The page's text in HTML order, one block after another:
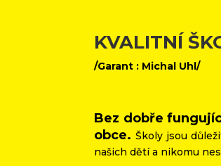
KVALITNÍ
/Garant : Michal Uhl/
Bez dobře
obce. Školy jsou
našich dětí a nikomu